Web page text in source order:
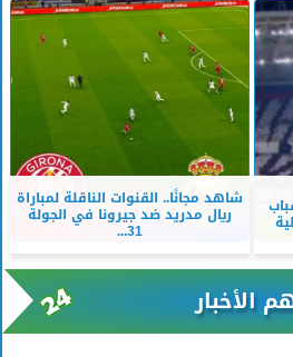
شاهد مجانًا.. القنوات الناقلة لمباراة
ريال مدريد ضد جيرونا في الجولة
31...
الأخبار